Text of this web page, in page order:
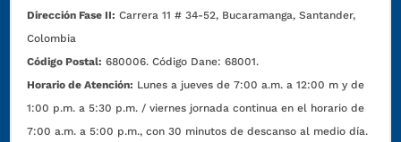
Dirección Fase II: Carrera 11 # 34-52, Bucaramanga, Santander,
Colombia
Código Postal: 680006. Código Dane: 68001.
Horario de Atención: Lunes a jueves de 7:00 a.m. a 12:00 m y de
1:00 p.m. a 5:30 p.m. / viernes jornada continua en el horario de
7:00 a.m. a 5:00 p.m., con 30 minutos de descanso al medio día.